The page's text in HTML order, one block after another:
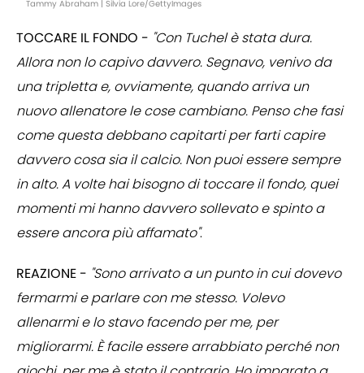
Tammy Abraham | Silvia Lore/GettyImages
TOCCARE IL FONDO - "Con Tuchel è stata dura.
Allora non lo capivo davvero. Segnavo, venivo da
una tripletta e, ovviamente, quando arriva un
nuovo allenatore le cose cambiano. Penso che fasi
come questa debbano capitarti per farti capire
davvero cosa sia il calcio. Non puoi essere sempre
in alto. A volte hai bisogno di toccare il fondo, quei
momenti mi hanno davvero sollevato e spinto a
essere ancora più affamato".
REAZIONE - "Sono arrivato a un punto in cui dovevo
fermarmi e parlare con me stesso. Volevo
allenarmi e lo stavo facendo per me, per
migliorarmi. È facile essere arrabbiato perché non